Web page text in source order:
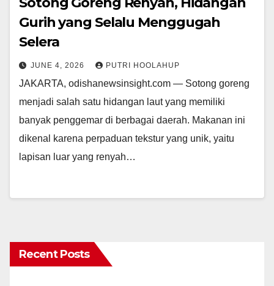
Gurih yang Selalu Menggugah
Selera
JUNE 4, 2026 PUTRI HOOLAHUP
JAKARTA, odishanewsinsight.com — Sotong goreng
menjadi salah satu hidangan laut yang memiliki
banyak penggemar di berbagai daerah. Makanan ini
dikenal karena perpaduan tekstur yang unik, yaitu
lapisan luar yang renyah…
Recent Posts